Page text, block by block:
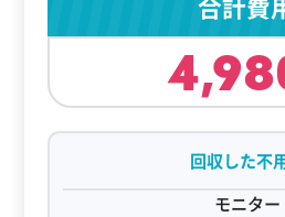
回収した不
モニター